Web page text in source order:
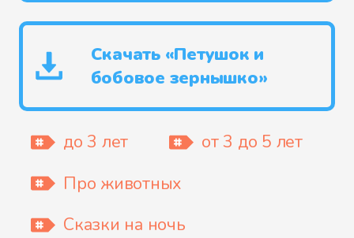
Скачать «Петушок и
бобовое зернышко»
до 3 лет
от 3 до 5 лет
Про животных
Сказки на ночь